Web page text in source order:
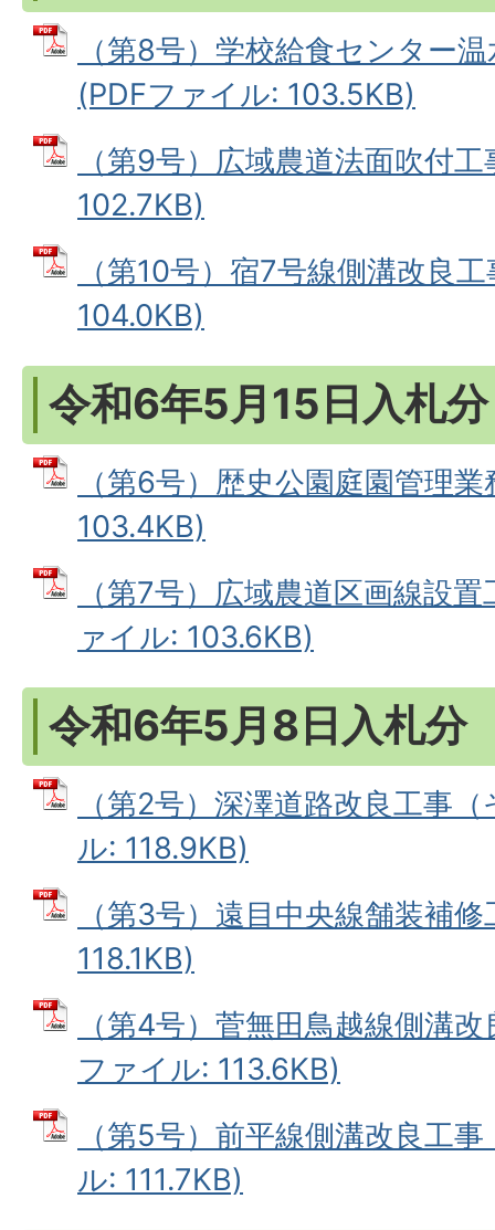
（第8号）学校給食センター
(PDFファイル: 103.5KB)
（第9号）広域農道法面吹付
102.7KB)
（第10号）宿7号線側溝改良
104.0KB)
令和6年5月15日入札分
（第6号）歴史公園庭園管理
103.4KB)
（第7号）広域農道区画線設
ァイル: 103.6KB)
令和6年5月8日入札分
（第2号）深澤道路改良工事
ル: 118.9KB)
（第3号）遠目中央線舗装補
118.1KB)
（第4号）菅無田鳥越線側溝
ファイル: 113.6KB)
（第5号）前平線側溝改良工
ル: 111.7KB)